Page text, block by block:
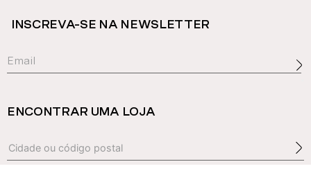
INSCREVA-SE NA NEWSLETTER
ENCONTRAR UMA LOJA